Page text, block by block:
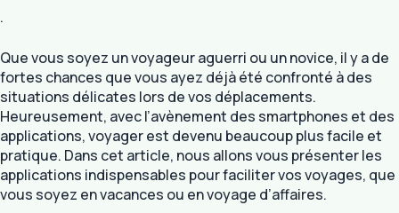
.
Que vous soyez un voyageur aguerri ou un novice, il y a de
fortes chances que vous ayez déjà été confronté à des
situations délicates lors de vos déplacements.
Heureusement, avec l’avènement des smartphones et des
applications, voyager est devenu beaucoup plus facile et
pratique. Dans cet article, nous allons vous présenter les
applications indispensables pour faciliter vos voyages, que
vous soyez en vacances ou en voyage d’affaires.